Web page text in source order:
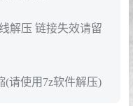
解压 链接失效请留
(请使用7z软件解压)